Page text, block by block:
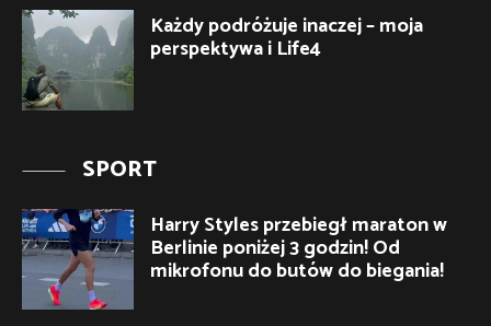
Każdy podróżuje inaczej – moja
perspektywa i Life4
SPORT
Harry Styles przebiegł maraton w
Berlinie poniżej 3 godzin! Od
mikrofonu do butów do biegania!